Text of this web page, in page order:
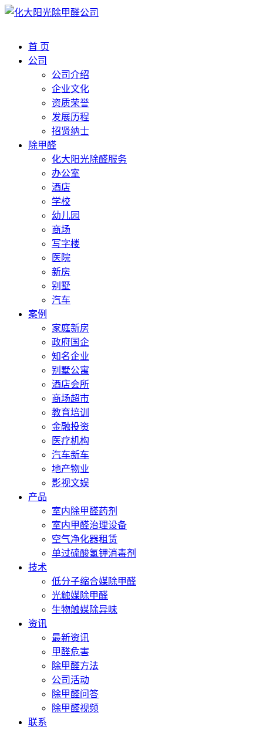
首 页
公司
公司介绍
企业文化
资质荣誉
发展历程
招贤纳士
除甲醛
化大阳光除醛服务
办公室
酒店
学校
幼儿园
商场
写字楼
医院
新房
别墅
汽车
案例
家庭新房
政府国企
知名企业
别墅公寓
酒店会所
商场超市
教育培训
金融投资
医疗机构
汽车新车
地产物业
影视文娱
产品
室内除甲醛药剂
室内甲醛治理设备
空气净化器租赁
单过硫酸氢钾消毒剂
技术
低分子缩合媒除甲醛
光触媒除甲醛
生物触媒除异味
资讯
最新资讯
甲醛危害
除甲醛方法
公司活动
除甲醛问答
除甲醛视频
联系